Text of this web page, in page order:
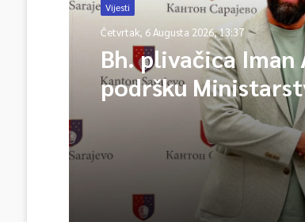
Vijesti
Četvrtak, 6 Augusta 2026, 13:37
Bh. plivačica Iman
podršku
sporta KS kreće
prvenstvo i